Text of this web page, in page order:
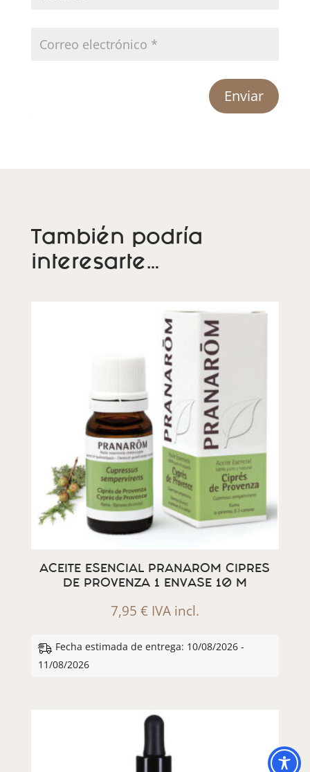
Enviar
También podría
interesarte…
ACEITE ESENCIAL PRANAROM CIPRES
DE PROVENZA 1 ENVASE 10 M
7,95 € IVA incl.
Fecha estimada de entrega: 10/08/2026 -
11/08/2026